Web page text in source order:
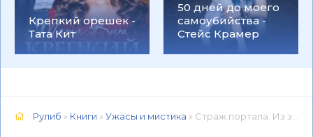
Крепкий орешек -
Тата Кит
50 дней до моего
самоубийства -
Стейс Крамер
Рулиб » Книги »Ужасы и мистика » Страж портала. Из записок психиатра - Андрей Собакин 📕 - Книга онлайн бесплатно